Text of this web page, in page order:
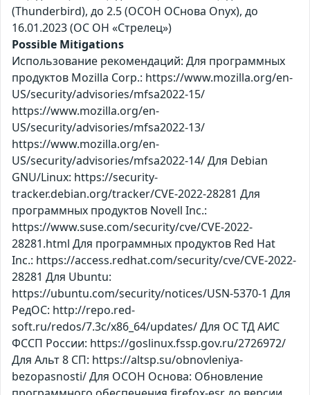
(Thunderbird), до 2.5 (ОСОН ОСнова Оnyx), до
16.01.2023 (ОС ОН «Стрелец»)
Possible Mitigations
Использование рекомендаций: Для программных
продуктов Mozilla Corp.: https://www.mozilla.org/en-
US/security/advisories/mfsa2022-15/
https://www.mozilla.org/en-
US/security/advisories/mfsa2022-13/
https://www.mozilla.org/en-
US/security/advisories/mfsa2022-14/ Для Debian
GNU/Linux: https://security-
tracker.debian.org/tracker/CVE-2022-28281 Для
программных продуктов Novell Inc.:
https://www.suse.com/security/cve/CVE-2022-
28281.html Для программных продуктов Red Hat
Inc.: https://access.redhat.com/security/cve/CVE-2022-
28281 Для Ubuntu:
https://ubuntu.com/security/notices/USN-5370-1 Для
РедОС: http://repo.red-
soft.ru/redos/7.3c/x86_64/updates/ Для ОС ТД АИС
ФССП России: https://goslinux.fssp.gov.ru/2726972/
Для Альт 8 СП: https://altsp.su/obnovleniya-
bezopasnosti/ Для ОСОН Основа: Обновление